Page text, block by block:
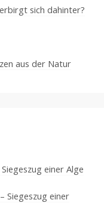
sich dahinter?
aus der Natur
einer Alge
Siegeszug einer